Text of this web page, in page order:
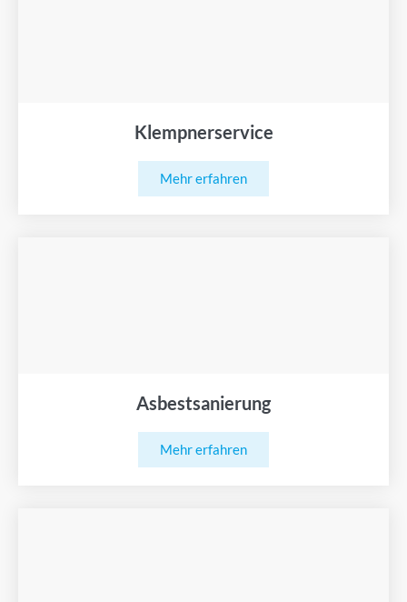
Klempnerservice
Mehr erfahren
Asbestsanierung
Mehr erfahren